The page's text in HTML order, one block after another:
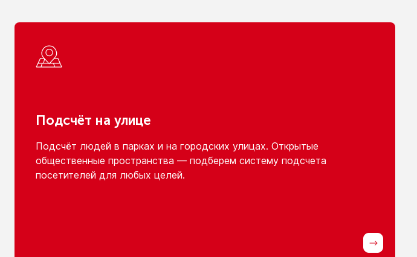
Подсчёт на улице
Подсчёт людей в парках и на городских улицах. Открытые
общественные пространства — подберем систему подсчета
посетителей для любых целей.